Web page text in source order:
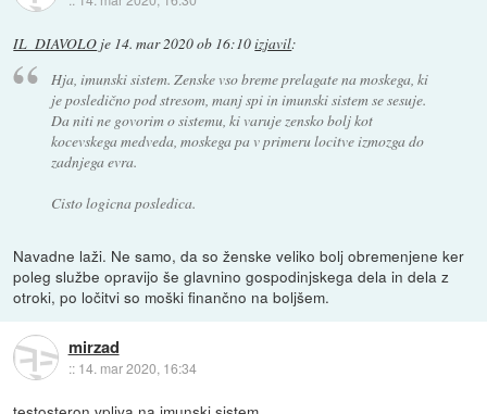
IL_DIAVOLO je 14. mar 2020 ob 16:10izjavil:
Hja, imunski sistem. Zenske vso breme prelagate na moskega, ki
je posledično pod stresom, manj spi in imunski sistem se sesuje.
Da niti ne govorim o sistemu, ki varuje zensko bolj kot
kocevskega medveda, moskega pa v primeru locitve izmozga do
zadnjega evra.
Cisto logicna posledica.
Navadne laži. Ne samo, da so ženske veliko bolj obremenjene ker
poleg službe opravijo še glavnino gospodinjskega dela in dela z
otroki, po ločitvi so moški finančno na boljšem.
mirzad
:: 14. mar 2020, 16:34